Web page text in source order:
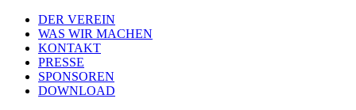
DER VEREIN
WAS WIR MACHEN
KONTAKT
PRESSE
SPONSOREN
DOWNLOAD